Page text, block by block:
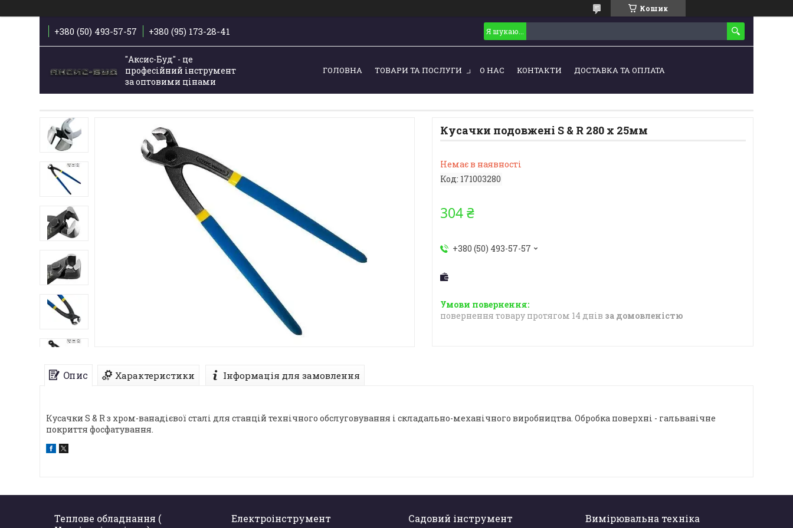
Кошик
+380 (50) 493-57-57 +380 (95) 173-28-41
"Аксис-Буд" - це
професійний інструмент
за оптовими цінами
ГОЛОВНА ТОВАРИ ТА ПОСЛУГИ О НАС КОНТАКТИ ДОСТАВКА ТА ОПЛАТА
Кусачки подовжені S & R 280 х 25мм
Немає в наявності
Код: 171003280
304 ₴
+380 (50) 493-57-57
повернення товару протягом 14 днів за домовленістю
Опис Характеристики Інформація для замовлення
Кусачки S & R з хром-ванадієвої сталі для станцій технічного обслуговування і складально-механічного виробництва. Обробка поверхні - гальванічне
покриття фосфатування.
Теплове обладнання (
Електроінструмент Садовий інструмент Вимірювальна техніка